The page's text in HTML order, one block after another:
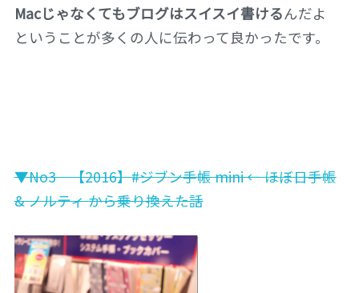
Macじゃなくてもブログはスイスイ書けるんだよ
ということが多くの人に伝わって良かったです。
▼No3 【2016】#ジブン手帳 mini ← ほぼ日手帳
& ノルティ から乗り換えた話